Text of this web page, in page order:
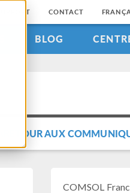
SUPPORT CONTACT
BLOG
RETOUR AUX
COMSOL